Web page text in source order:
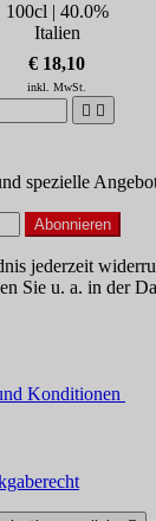
100cl | 40.0%
Italien
€ 18,10
inkl. MwSt.
 
spezielle
jederzeit
Sie u. a. in der
Konditionen